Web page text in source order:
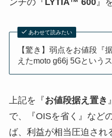
あわせて読みたい
【驚き】弱点をお値段『
えたmoto g66j 5Gというス
上記を『お値段据え置き
で、『OISを省く』など
ば、利益が相当圧迫され